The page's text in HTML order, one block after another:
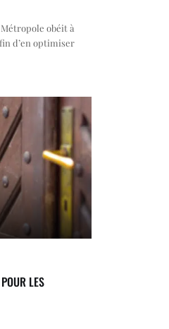
obéit à
d’en optimiser
LES